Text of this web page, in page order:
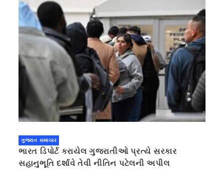
ગુજરાત સમાચાર
ભારત ડિપોર્ટ કરાયેલ ગુજરાતીઓ પ્રત્યે સરકાર
સહાનુભૂતિ દર્શાવે તેવી નીતિન પટેલની અપીલ